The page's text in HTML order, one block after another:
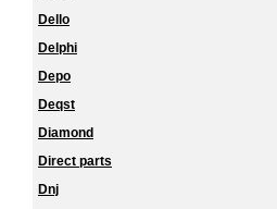
Dello
Delphi
Depo
Deqst
Diamond
Direct parts
Dnj